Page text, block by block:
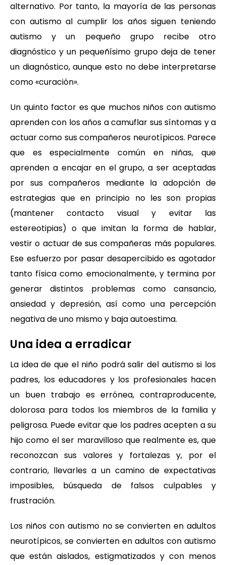
alternativo. Por tanto, la mayoría de las personas
con autismo al cumplir los años siguen teniendo
autismo y un pequeño grupo recibe otro
diagnóstico y un pequeñísimo grupo deja de tener
un diagnóstico, aunque esto no debe interpretarse
como «curación».
Un quinto factor es que muchos niños con autismo
aprenden con los años a camuflar sus síntomas y a
actuar como sus compañeros neurotípicos. Parece
que es especialmente común en niñas, que
aprenden a encajar en el grupo, a ser aceptadas
por sus compañeros mediante la adopción de
estrategias que en principio no les son propias
(mantener contacto visual y evitar las
estereotipias) o que imitan la forma de hablar,
vestir o actuar de sus compañeras más populares.
Ese esfuerzo por pasar desapercibido es agotador
tanto física como emocionalmente, y termina por
generar distintos problemas como cansancio,
ansiedad y depresión, así como una percepción
negativa de uno mismo y baja autoestima.
Una idea a erradicar
La idea de que el niño podrá salir del autismo si los
padres, los educadores y los profesionales hacen
un buen trabajo es errónea, contraproducente,
dolorosa para todos los miembros de la familia y
peligrosa. Puede evitar que los padres acepten a su
hijo como el ser maravilloso que realmente es, que
reconozcan sus valores y fortalezas y, por el
contrario, llevarles a un camino de expectativas
imposibles, búsqueda de falsos culpables y
frustración.
Los niños con autismo no se convierten en adultos
neurotípicos, se convierten en adultos con autismo
que están aislados, estigmatizados y con menos